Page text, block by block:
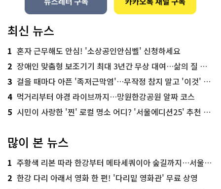
최신 뉴스
1 혼자 근무해도 안심! '소상공인안심벨' 신청하세요
2 장애인 맞춤형 보조기기 최대 3년간 무상 대여…삶의 질 높인다
3 걸을 때마다 아픈 '족저근막염'…무작정 참지 말고 '이것' 해보세요!
4 먹거리부터 야경 라이브까지…망원한강공원 알짜 코스
5 시민이 사랑한 '찐' 로컬 명소 어디? '서울에디션25' 추천 코스
많이 본 뉴스
1 주황색 리본 따라 한강부터 메타세쿼이아 숲길까지…서울둘레길 15코스
2 한강 다리 아래서 영화 한 편! '다리밑 영화관' 무료 상영